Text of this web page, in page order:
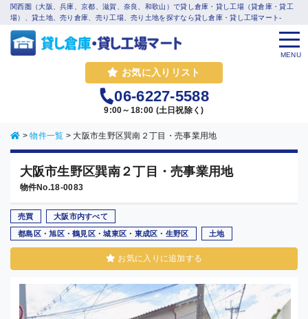
関西圏（大阪、兵庫、京都、滋賀、奈良、和歌山）で貸し倉庫・貸し工場（貸倉庫・貸工
場）、貸土地、売り倉庫、売り工場、売り土地を探すなら貸し倉庫・貸し工場マート-
お気に入りリスト
06-6227-5588
9:00～18:00 (土日祝除く)
MENU
>物件一覧 > 大阪市生野区巽南２丁目・売事業用地
大阪市生野区巽南２丁目・売事業用地
物件No.18-0083
売買 大阪市内すべて
都島区・旭区・鶴見区・城東区・東成区・生野区 土地
お気に入りに追加する